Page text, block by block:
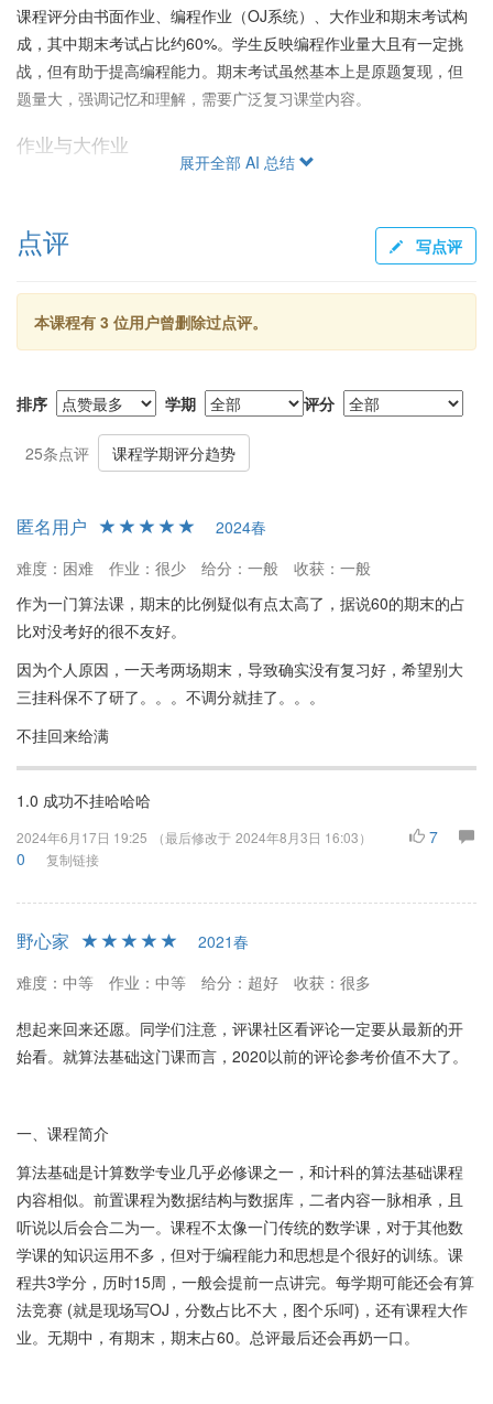
课程评分由书面作业、编程作业（OJ系统）、大作业和期末考试构
成，其中期末考试占比约60%。学生反映编程作业量大且有一定挑
战，但有助于提高编程能力。期末考试虽然基本上是原题复现，但
题量大，强调记忆和理解，需要广泛复习课堂内容。
作业与大作业
中教授的最大流算法问题，但有学生反应涉及到图形学问题稍有偏
题。
简洁明了，复习使用方便。助教系统性地支持了在线答疑，为学生
给分与评价
作业和期末考试时遇到困难，但整体评价表示努力可以获得好成
绩。张老师的人性化管理和善意调分使其赢得了不少学生的喜爱。
总结而言，《算法基础》提供了良好的算法训练平台，适合希望加
强编程和算法能力的学生。建议有意选课的同学提前做好自学准
的情况下，将会有显著收益。
展开全部 AI 总结
点评 写点评
本课程有 3 位用户曾删除过点评。
排序 学期 评分
25条点评 课程学期评分趋势
匿名用户
2024春
难度：困难
作业：很少 给分：一般
收获：一般
作为一门算法课，期末的比例疑似有点太高了，据说60的期末的占
比对没考好的很不友好。
因为个人原因，一天考两场期末，导致确实没有复习好，希望别大
三挂科保不了研了。。。不调分就挂了。。。
不挂回来给满
1.0 成功不挂哈哈哈
2024年6月17日 19:25 （最后修改于 2024年8月3日 16:03）
7
0
复制链接
野心家
2021春
难度：中等
作业：中等 给分：超好 收获：很多
想起来回来还愿。同学们注意，评课社区看评论一定要从最新的开
始看。就算法基础这门课而言，2020以前的评论参考价值不大了。
一、课程简介
算法基础是计算数学专业几乎必修课之一，和计科的算法基础课程
内容相似。前置课程为数据结构与数据库，二者内容一脉相承，且
听说以后会合二为一。课程不太像一门传统的数学课，对于其他数
学课的知识运用不多，但对于编程能力和思想是个很好的训练。课
程共3学分，历时15周，一般会提前一点讲完。每学期可能还会有算
法竞赛 (就是现场写OJ，分数占比不大，图个乐呵)，还有课程大作
业。无期中，有期末，期末占60。总评最后还会再奶一口。